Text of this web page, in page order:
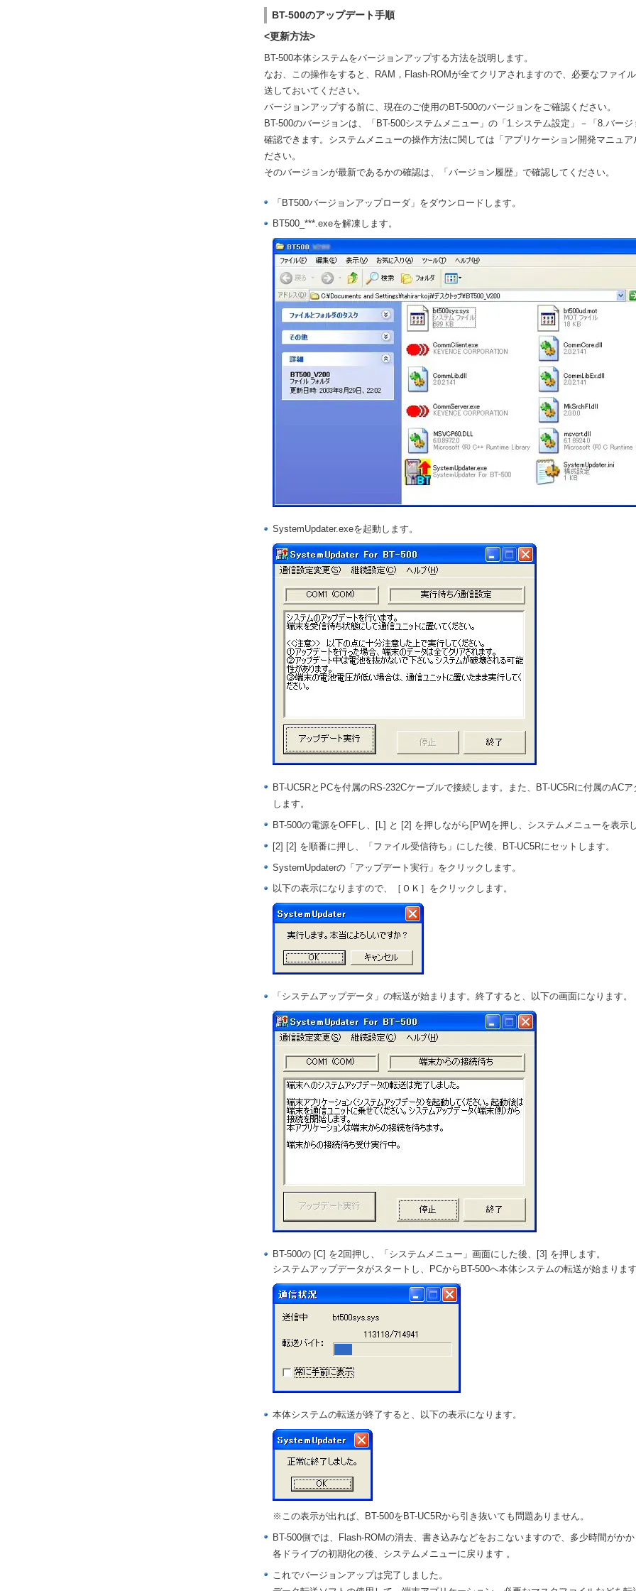
BT-500のアップデート手順
<更新方法>
BT-500本体システムをバージョンアップする方法を説明します。
なお、この操作をすると、RAM，Flash-ROMが全てクリアされますので、必要なファイ
送しておいてください。
バージョンアップする前に、現在のご使用のBT-500のバージョンをご確認ください。
BT-500のバージョンは、「BT-500システムメニュー」の「1.システム設定」－「8.バー
確認できます。システムメニューの操作方法に関しては「アプリケーション開発マニュア
ださい。
そのバージョンが最新であるかの確認は、「バージョン履歴」で確認してください。
「BT500バージョンアップローダ」をダウンロードします。
BT500_***.exeを解凍します。
SystemUpdater.exeを起動します。
BT-UC5RとPCを付属のRS-232Cケーブルで接続します。また、BT-UC5Rに付属のAC
します。
BT-500の電源をOFFし、[L] と [2] を押しながら[PW]を押し、システムメニューを表示し
[2] [2] を順番に押し、「ファイル受信待ち」にした後、BT-UC5Rにセットします。
SystemUpdaterの「アップデート実行」をクリックします。
以下の表示になりますので、［ＯＫ］をクリックします。
「システムアップデータ」の転送が始まります。終了すると、以下の画面になります。
BT-500の [C] を2回押し、「システムメニュー」画面にした後、[3] を押します。
システムアップデータがスタートし、PCからBT-500へ本体システムの転送が始まります
本体システムの転送が終了すると、以下の表示になります。
※この表示が出れば、BT-500をBT-UC5Rから引き抜いても問題ありません。
BT-500側では、Flash-ROMの消去、書き込みなどをおこないますので、多少時間がかか
各ドライブの初期化の後、システムメニューに戻ります 。
これでバージョンアップは完了しました。